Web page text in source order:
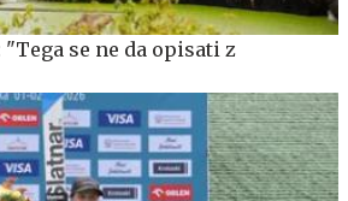
se ne da opisati z